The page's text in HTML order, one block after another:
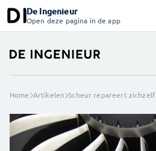
De Ingenieur
Open deze pagina in de app
Home Artikelen Scheur repareert zichzelf